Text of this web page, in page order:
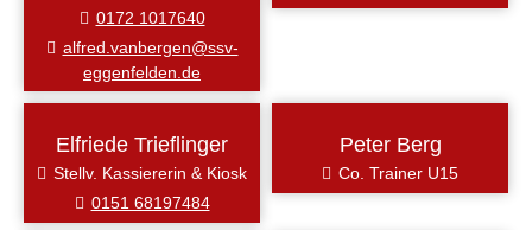
0172 1017640
alfred.vanbergen@ssv-
eggenfelden.de
Elfriede Trieflinger
Stellv. Kassiererin & Kiosk
0151 68197484
Peter Berg
Co. Trainer U15